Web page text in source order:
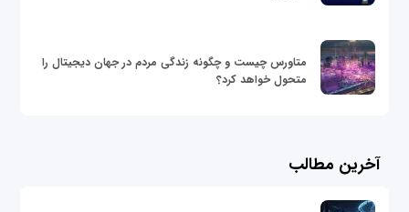
متاورس چیست و چگونه زندگی مردم در جهان دیجیتال را
متحول خواهد کرد؟
آخرین مطالب